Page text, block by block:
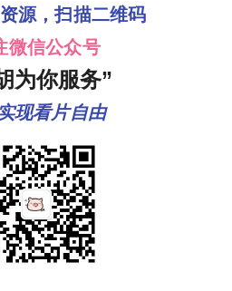
源，扫描二维码
微信公众号
为你服务”
现看片自由